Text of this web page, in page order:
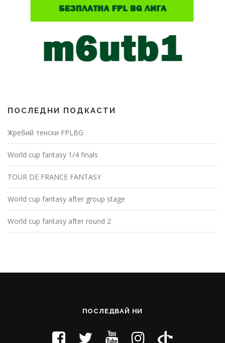
ПОСЛЕДНИ ПОДКАСТИ
Жребий тенски FPLBG
World cup fantasy 1/4 finals
TOUR DE FRANCE FANTASY
World cup fantasy after group stage
World cup fantasy after round 2
ПОСЛЕДВАЙ НИ